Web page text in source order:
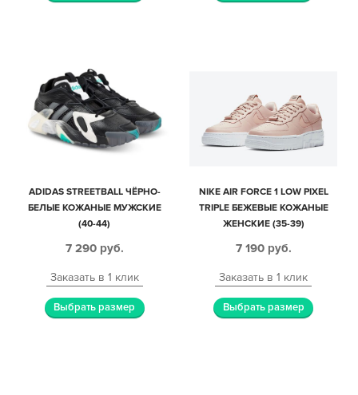
ADIDAS STREETBALL ЧЁРНО-
БЕЛЫЕ КОЖАНЫЕ МУЖСКИЕ
(40-44)
7 290 руб.
Заказать в 1 клик
Выбрать размер
NIKE AIR FORCE 1 LOW PIXEL
TRIPLE БЕЖЕВЫЕ КОЖАНЫЕ
ЖЕНСКИЕ (35-39)
7 190 руб.
Заказать в 1 клик
Выбрать размер